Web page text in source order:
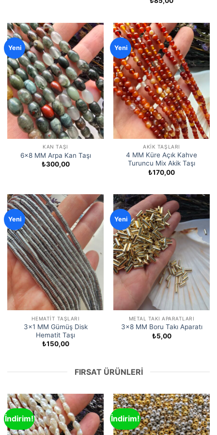
Yeni
KAN TAŞI
6×8 MM Arpa Kan Taşı
₺300,00
Yeni
AKIK TAŞLARI
4 MM Küre Açık Kahve
Turuncu Mix Akik Taşı
₺170,00
Yeni
HEMATIT TAŞLARI
3×1 MM Gümüş Disk
Hematit Taşı
₺150,00
Yeni
METAL TAKI APARATLARI
3×8 MM Boru Takı Aparatı
₺5,00
FIRSAT ÜRÜNLERI
İndirim! İndirim!